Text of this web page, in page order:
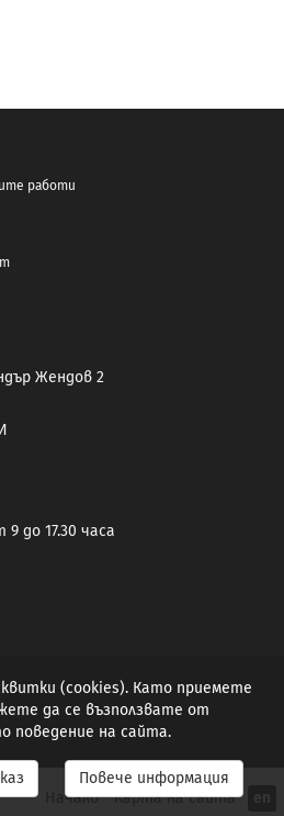
Начало Карта на сайта
работи
Жендов 2
до 17.30 часа
(cookies). Като приемете
да се възползвате от
поведение на сайта.
Повече информация